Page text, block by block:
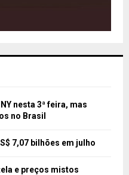
nesta 3ª feira, mas
no Brasil
7,07 bilhões em julho
e preços mistos